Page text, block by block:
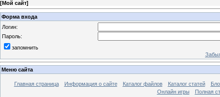
[Мой сайт]
Форма входа
Логин:
Пароль:
запомнить
Меню сайта
Главная страница Информация о сайте Каталог файлов Каталог статей
Онлайн игры
Полная